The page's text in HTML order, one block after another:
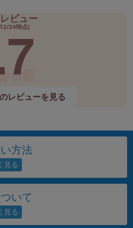
レビュー
24時点)
レビューを見る
方法
いて